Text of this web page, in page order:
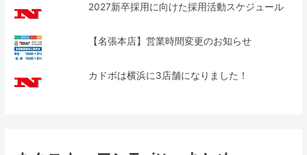
2027新卒採用に向けた採用活動スケジュール
【名張本店】営業時間変更のお知らせ
カドボは横浜に3店舗になりました！